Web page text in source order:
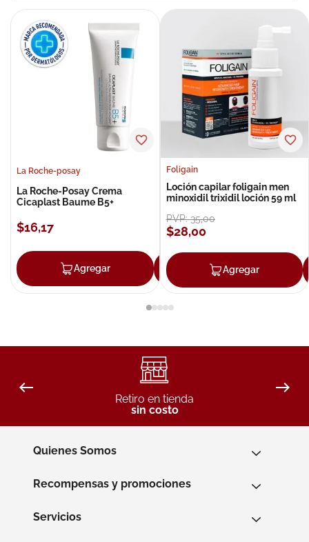
La Roche-posay
La Roche-Posay Crema
Cicaplast Baume B5+
$16,17
Agregar Agregar
Foligain
Loción capilar foligain men
minoxidil trixidil loción 59 ml
PVP:35,00
$28,00
Agregar
Retiro en tienda
sin costo
Quienes Somos
Recompensas y promociones
Servicios